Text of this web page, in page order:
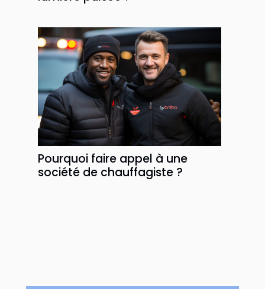
Pourquoi faire appel à une
société de chauffagiste ?